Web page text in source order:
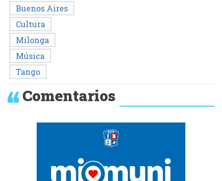
Buenos Aires
Cultura
Milonga
Música
Tango
Comentarios